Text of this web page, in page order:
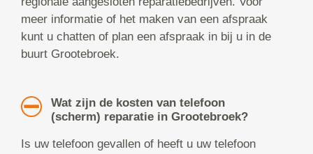
meer informatie of het maken van een afspraak
kunt u chatten of plan een afspraak in bij u in de
buurt Grootebroek.
Wat zijn de kosten van telefoon
(scherm) reparatie in Grootebroek?
Is uw telefoon gevallen of heeft u uw telefoon